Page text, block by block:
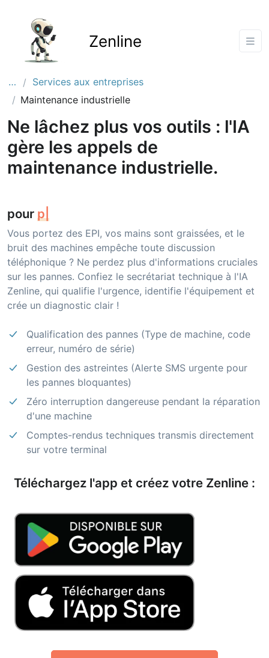
Zenline
…
Services aux entreprises
Maintenance industrielle
Ne lâchez plus vos outils : l'IA
gère les appels de
maintenance industrielle.
pour gérer l'astreinte d
Vous portez des EPI, vos mains sont graissées, et le
bruit des machines empêche toute discussion
téléphonique ? Ne perdez plus d'informations cruciales
sur les pannes. Confiez le secrétariat technique à l'IA
Zenline, qui qualifie l'urgence, identifie l'équipement et
crée un diagnostic clair !
Qualification des pannes (Type de machine, code
erreur, numéro de série)
Gestion des astreintes (Alerte SMS urgente pour
les pannes bloquantes)
Zéro interruption dangereuse pendant la réparation
d'une machine
Comptes-rendus techniques transmis directement
sur votre terminal
Téléchargez l'app et créez votre Zenline :